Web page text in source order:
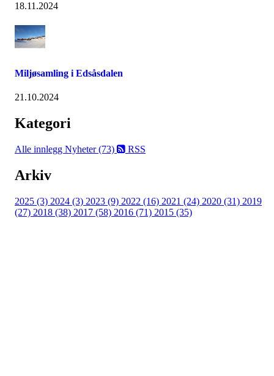
18.11.2024
Miljøsamling i Edsåsdalen
21.10.2024
Kategori
Alle innlegg Nyheter (73) RSS
Arkiv
2025 (3) 2024 (3) 2023 (9) 2022 (16) 2021 (24) 2020 (31) 2019
(27) 2018 (38) 2017 (58) 2016 (71) 2015 (35)